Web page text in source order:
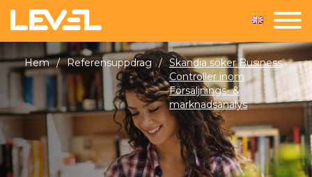
Hem / Referensuppdrag / Skandia söker Business
Controller inom
Försäljnings- &
marknadsanalys